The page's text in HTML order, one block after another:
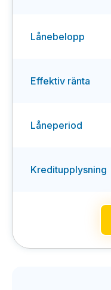
Lånebelopp
Effektiv ränta
Låneperiod
Kreditupplysning